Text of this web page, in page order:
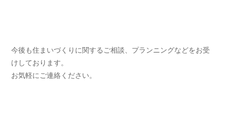
今後も住まいづくりに関するご相談、プランニングなどをお受
けしております。
お気軽にご連絡ください。